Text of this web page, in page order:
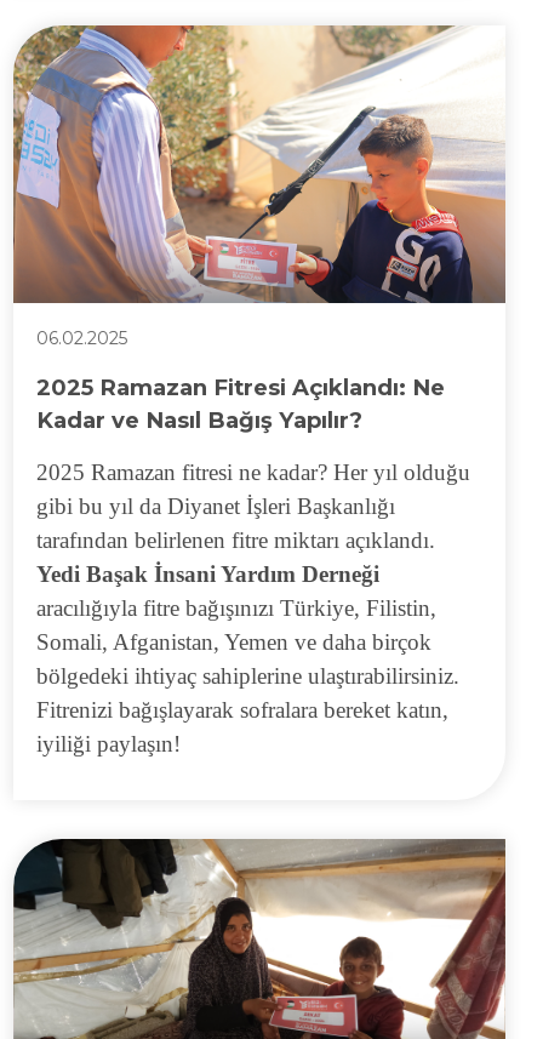
06.02.2025
2025 Ramazan Fitresi Açıklandı: Ne
Kadar ve Nasıl Bağış Yapılır?
2025 Ramazan fitresi ne kadar? Her yıl olduğu
gibi bu yıl da Diyanet İşleri Başkanlığı
tarafından belirlenen fitre miktarı açıklandı.
Yedi Başak İnsani Yardım Derneği
aracılığıyla fitre bağışınızı Türkiye, Filistin,
Somali, Afganistan, Yemen ve daha birçok
bölgedeki ihtiyaç sahiplerine ulaştırabilirsiniz.
Fitrenizi bağışlayarak sofralara bereket katın,
iyiliği paylaşın!